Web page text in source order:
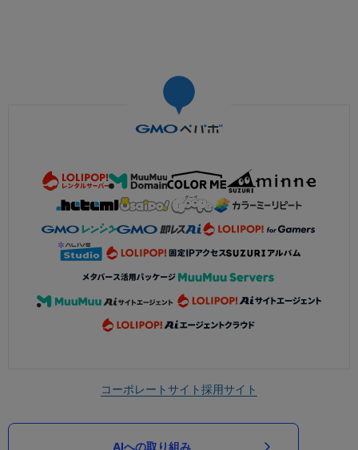
コーポレートサイト採用サイト
AIへの取り組み